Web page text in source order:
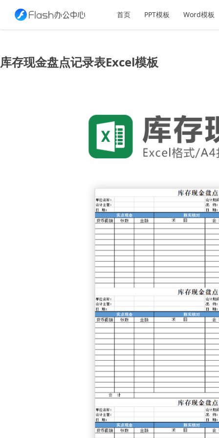
首页 PPT模板 Word模板
库存现金盘点记录表Excel模板